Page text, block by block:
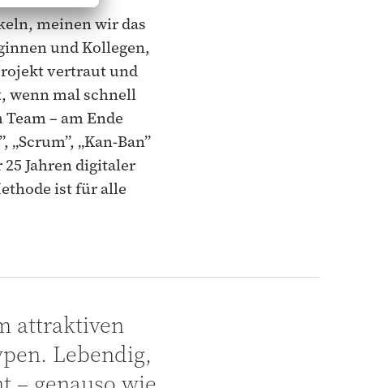
meinen wir das
und Kollegen,
vertraut und
wenn mal schnell
– am Ende
„Kan-Ban”
Jahren digitaler
ist für alle
attraktiven
Lebendig,